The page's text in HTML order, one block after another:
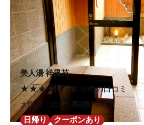
美人湯 祥風苑
★★★★ ★3.8 110件の口コミ
大阪府 / 北摂 / 高槻駅3.4km
日帰り
クーポンあり